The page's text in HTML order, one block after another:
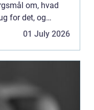
om, hvad
for det, og
01 July 2026